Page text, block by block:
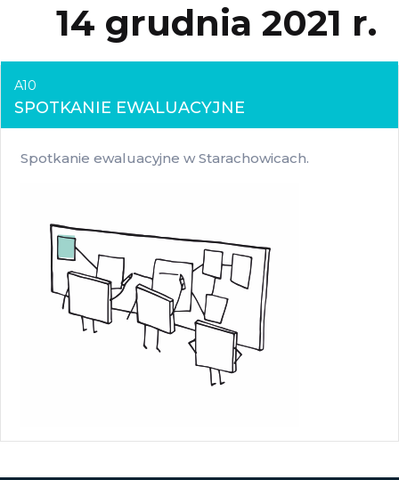
14 grudnia 2021 r.
A10
SPOTKANIE EWALUACYJNE
Spotkanie ewaluacyjne w Starachowicach.